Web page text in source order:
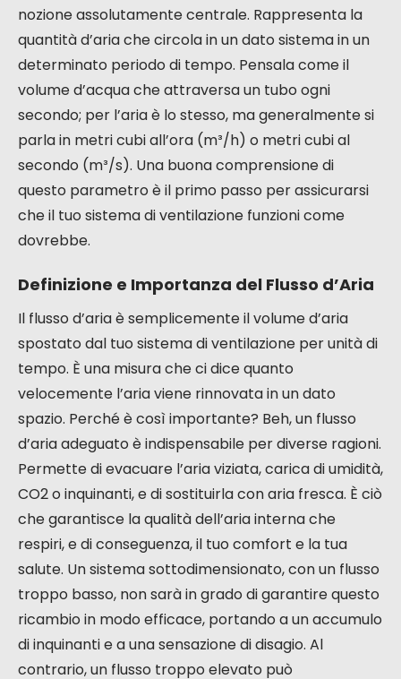
nozione assolutamente centrale. Rappresenta la
quantità d’aria che circola in un dato sistema in un
determinato periodo di tempo. Pensala come il
volume d’acqua che attraversa un tubo ogni
secondo; per l’aria è lo stesso, ma generalmente si
parla in metri cubi all’ora (m³/h) o metri cubi al
secondo (m³/s). Una buona comprensione di
questo parametro è il primo passo per assicurarsi
che il tuo sistema di ventilazione funzioni come
dovrebbe.
Definizione e Importanza del Flusso d’Aria
Il flusso d’aria è semplicemente il volume d’aria
spostato dal tuo sistema di ventilazione per unità di
tempo. È una misura che ci dice quanto
velocemente l’aria viene rinnovata in un dato
spazio. Perché è così importante? Beh, un flusso
d’aria adeguato è indispensabile per diverse ragioni.
Permette di evacuare l’aria viziata, carica di umidità,
CO2 o inquinanti, e di sostituirla con aria fresca. È ciò
che garantisce la qualità dell’aria interna che
respiri, e di conseguenza, il tuo comfort e la tua
salute. Un sistema sottodimensionato, con un flusso
troppo basso, non sarà in grado di garantire questo
ricambio in modo efficace, portando a un accumulo
di inquinanti e a una sensazione di disagio. Al
contrario, un flusso troppo elevato può